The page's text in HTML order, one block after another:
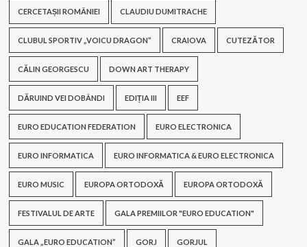
CERCETAȘII ROMÂNIEI CLAUDIU DUMITRACHE
CLUBUL SPORTIV „VOICU DRAGON” CRAIOVA CUTEZĂTOR
CĂLIN GEORGESCU DOWN ART THERAPY
DĂRUIND VEI DOBÂNDI EDIȚIA III EEF
EURO EDUCATION FEDERATION EURO ELECTRONICA
EURO INFORMATICA EURO INFORMATICA & EURO ELECTRONICA
EURO MUSIC EUROPA ORTODOXĂ EUROPA ORTODOXĂ
FESTIVALUL DE ARTE GALA PREMIILOR "EURO EDUCATION"
GALA „EURO EDUCATION” GORJ GORJUL